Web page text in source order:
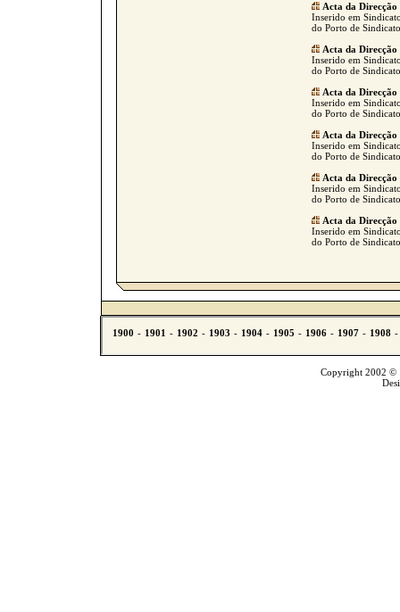
Acta da Direcção
Inserido em
do Porto de
Acta da Direcção
Inserido em
do Porto de
Acta da Direcção
Inserido em
do Porto de
Acta da Direcção
Inserido em
do Porto de
Acta da Direcção
Inserido em
do Porto de
Acta da Direcção
Inserido em
do Porto de
Copyright 2002 ©